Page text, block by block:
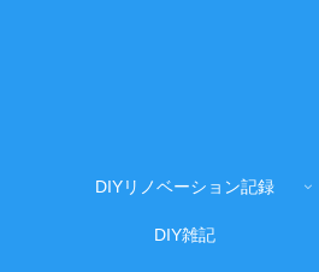
DIYリノベーション記録
DIY雑記